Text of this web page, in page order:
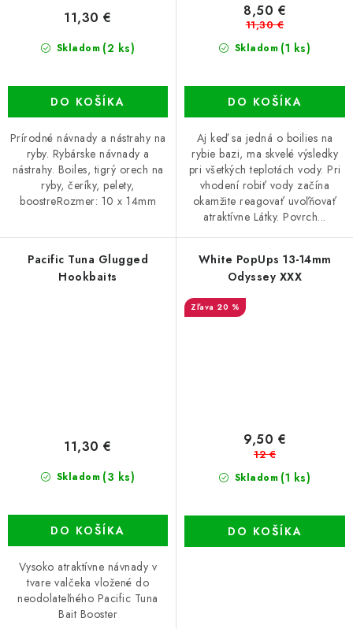
Skladom (2 ks)
11,30 €
DO KOŠÍKA
Prírodné návnady a nástrahy na
ryby. Rybárske návnady a
nástrahy. Boiles, tigrý orech na
ryby, čeríky, pelety,
boostreRozmer: 10 x 14mm
Skladom (1 ks)
8,50 €
11,30 €
DO KOŠÍKA
Aj keď sa jedná o boilies na
rybie bazi, ma skvelé výsledky
pri všetkých teplotách vody. Pri
vhodení robiť vody začína
okamžite reagovať uvoľňovať
atraktívne Látky. Povrch...
Pacific Tuna Glugged
Hookbaits
Skladom (3 ks)
11,30 €
DO KOŠÍKA
Vysoko atraktívne návnady v
tvare valčeka vložené do
neodolateľného Pacific Tuna
Bait Booster
White PopUps 13-14mm
Odyssey XXX
20 %
Skladom (1 ks)
9,50 €
12 €
DO KOŠÍKA